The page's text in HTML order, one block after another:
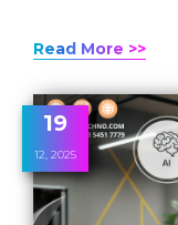
Read More >>
19
12, 2025